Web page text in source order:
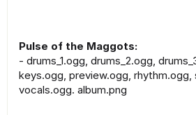
Pulse of the Maggots:
- drums_1.ogg, drums_2.ogg,
keys.ogg, preview.ogg, rhythm.ogg,
vocals.ogg. album.png